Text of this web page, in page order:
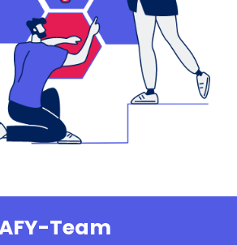
Team